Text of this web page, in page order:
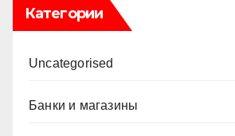
Категории
Uncategorised
Банки и магазины